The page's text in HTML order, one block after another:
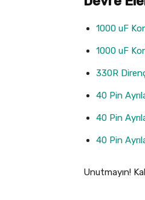
1000 uF
1000 uF
330R
40 Pin
40 Pin
40 Pin
Unutmayın!